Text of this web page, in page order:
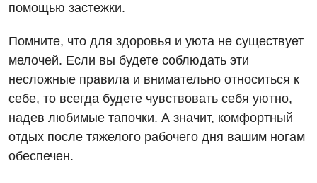
Урология
Физиотерапия
Хирургическое отделение
Эндокринология
Детская аллергология
помощью застежки.
Помните, что для здоровья и уюта не существует
мелочей. Если вы будете соблюдать эти
несложные правила и внимательно относиться к
себе, то всегда будете чувствовать себя уютно,
надев любимые тапочки. А значит, комфортный
отдых после тяжелого рабочего дня вашим ногам
обеспечен.